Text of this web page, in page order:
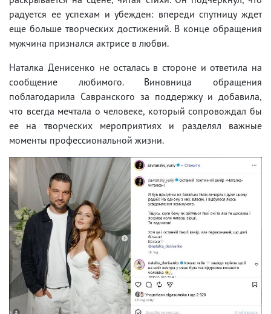
радуется ее успехам и убежден: впереди спутницу ждет
еще больше творческих достижений. В конце обращения
мужчина признался актрисе в любви.
Наталка Денисенко не осталась в стороне и ответила на
сообщение любимого. Виновница обращения
поблагодарила Савранского за поддержку и добавила,
что всегда мечтала о человеке, который сопровождал бы
ее на творческих мероприятиях и разделял важные
моменты профессиональной жизни.